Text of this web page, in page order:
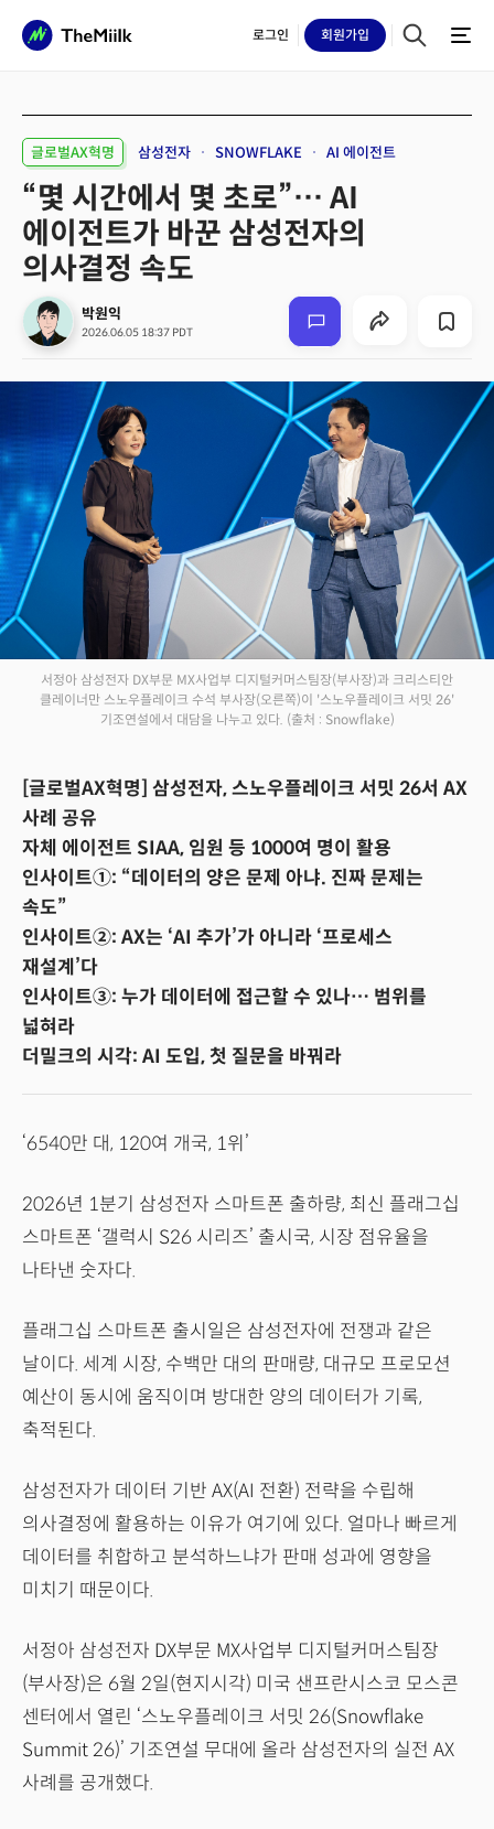
로그인 회원가입
글로벌AX혁명 삼성전자 SNOWFLAKE AI 에이전트
“몇 시간에서 몇 초로”… AI
에이전트가 바꾼 삼성전자의
의사결정 속도
박원익
2026.06.05 18:37 PDT
서정아 삼성전자 DX부문 MX사업부 디지털커머스팀장(부사장)과 크리스티안
클레이너만 스노우플레이크 수석 부사장(오른쪽)이 '스노우플레이크 서밋 26'
기조연설에서 대담을 나누고 있다. (출처 : Snowflake)
[글로벌AX혁명] 삼성전자, 스노우플레이크 서밋 26서 AX
사례 공유
자체 에이전트 SIAA, 임원 등 1000여 명이 활용
인사이트①: “데이터의 양은 문제 아냐. 진짜 문제는
속도”
인사이트②: AX는 ‘AI 추가’가 아니라 ‘프로세스
재설계’다
인사이트③: 누가 데이터에 접근할 수 있나… 범위를
넓혀라
더밀크의 시각: AI 도입, 첫 질문을 바꿔라
‘6540만 대, 120여 개국, 1위’
2026년 1분기 삼성전자 스마트폰 출하량, 최신 플래그십
스마트폰 ‘갤럭시 S26 시리즈’ 출시국, 시장 점유율을
나타낸 숫자다.
플래그십 스마트폰 출시일은 삼성전자에 전쟁과 같은
날이다. 세계 시장, 수백만 대의 판매량, 대규모 프로모션
예산이 동시에 움직이며 방대한 양의 데이터가 기록,
축적된다.
삼성전자가 데이터 기반 AX(AI 전환) 전략을 수립해
의사결정에 활용하는 이유가 여기에 있다. 얼마나 빠르게
데이터를 취합하고 분석하느냐가 판매 성과에 영향을
미치기 때문이다.
서정아 삼성전자 DX부문 MX사업부 디지털커머스팀장
(부사장)은 6월 2일(현지시각) 미국 샌프란시스코 모스콘
센터에서 열린 ‘스노우플레이크 서밋 26(Snowflake
Summit 26)’ 기조연설 무대에 올라 삼성전자의 실전 AX
사례를 공개했다.